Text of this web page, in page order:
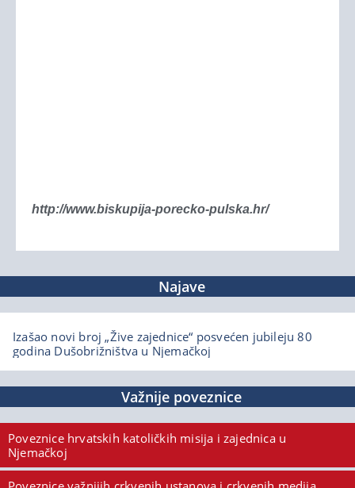
http://www.biskupija-porecko-pulska.hr/
Najave
Izašao novi broj „Žive zajednice“ posvećen jubileju 80
godina Dušobrižništva u Njemačkoj
Važnije poveznice
Poveznice hrvatskih katoličkih misija i zajednica u
Njemačkoj